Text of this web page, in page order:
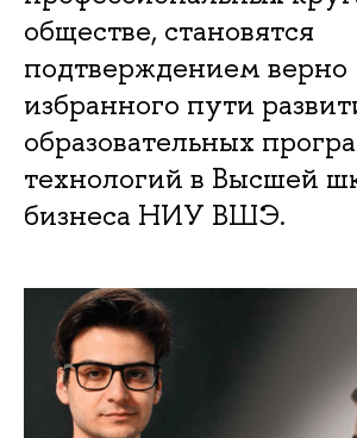
обществе, становятся
подтверждением верно
избранного пути
образовательных
технологий в Высшей
бизнеса НИУ ВШЭ.